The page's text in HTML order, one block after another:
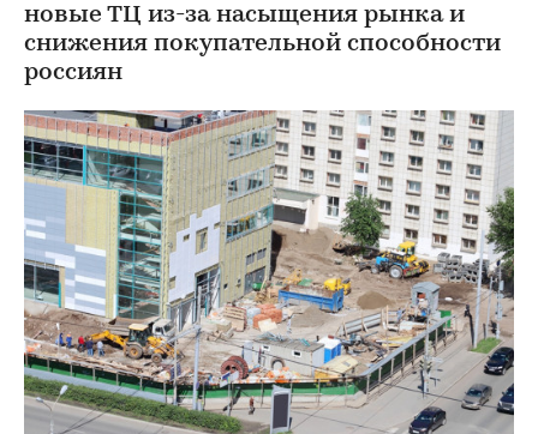
новые ТЦ из-за насыщения рынка и
снижения покупательной способности
россиян